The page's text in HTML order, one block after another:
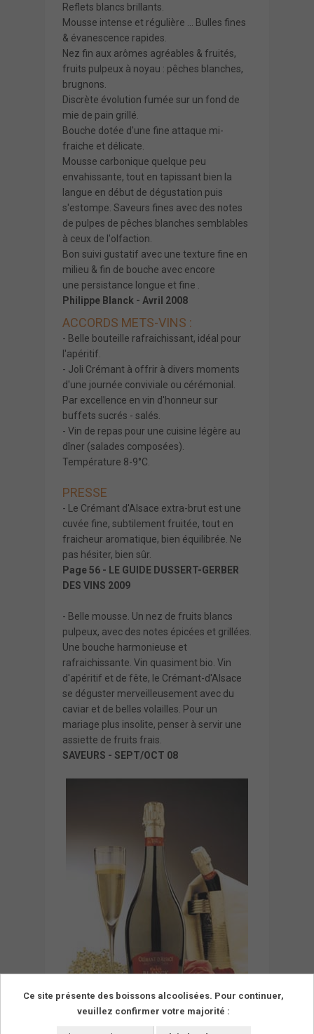
Reflets blancs brillants.
Mousse intense et régulière ... Bulles fines
& évanescence rapides.
Nez fin aux arômes agréables & fruités,
fruits pulpeux à noyau : pêches blanches,
brugnons.
Discrète évolution fumée sur un fond de
mie de pain grillé.
Bouche dotée d'une fine attaque mi-
fraiche et délicate.
Mousse carbonique quelque peu
envahissante, tout en tapissant bien la
langue en début de dégustation puis
s'estompe. Saveurs fines avec des notes
de pulpes de pêches blanches semblables
à ceux de l'olfaction.
Bon suivi gustatif avec une texture fine en
milieu & fin de bouche avec encore
une persistance longue et fine .
Philippe Blanck - Avril 2008
ACCORDS METS-VINS :
- Belle bouteille rafraichissant, idéal pour
l'apéritif.
- Joli Crémant à offrir à divers moments
d'une journée conviviale ou cérémonial.
Par excellence en vin d'honneur sur
buffets sucrés - salés.
- Vin de repas pour une cuisine légère au
dîner (salades composées).
Température 8-9°C.
PRESSE
- Le Crémant d'Alsace extra-brut est une
cuvée fine, subtilement fruitée, tout en
fraicheur aromatique, bien équilibrée. Ne
pas hésiter, bien sûr.
Page 56 - LE GUIDE DUSSERT-GERBER
DES VINS 2009
- Belle mousse. Un nez de fruits blancs
pulpeux, avec des notes épicées et grillées.
Une bouche harmonieuse et
rafraichissante. Vin quasiment bio. Vin
d'apéritif et de fête, le Crémant-d'Alsace
se déguster merveilleusement avec du
caviar et de belles volailles. Pour un
mariage plus insolite, penser à servir une
assiette de fruits frais.
SAVEURS - SEPT/OCT 08
Ce site présente des boissons alcoolisées. Pour continuer,
veuillez confirmer votre majorité :